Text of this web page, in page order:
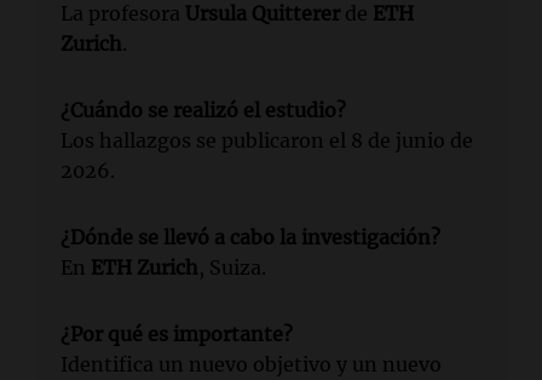
La profesora Ursula Quitterer de ETH
Zurich.
¿Cuándo se realizó el estudio?
Los hallazgos se publicaron el 8 de junio de
2026.
¿Dónde se llevó a cabo la investigación?
En ETH Zurich, Suiza.
¿Por qué es importante?
Identifica un nuevo objetivo y un nuevo